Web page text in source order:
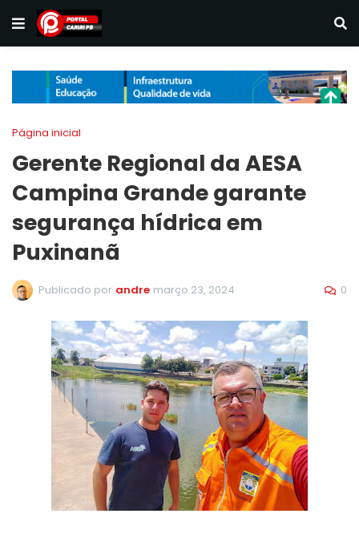
Página inicial
Gerente Regional da AESA
Campina Grande garante
segurança hídrica em
Puxinanã
Publicado por andre março 23, 2024 0